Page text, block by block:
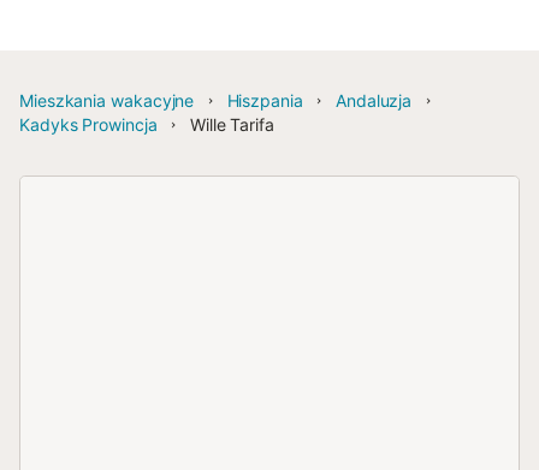
Mieszkania wakacyjne Hiszpania
Andaluzja
Kadyks Prowincja
Wille Tarifa